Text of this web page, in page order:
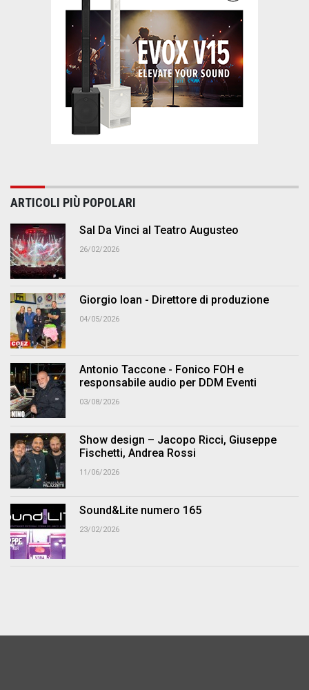
ARTICOLI PIÙ POPOLARI
Sal Da Vinci al Teatro Augusteo
26/02/2026
Giorgio Ioan - Direttore di produzione
04/05/2026
Antonio Taccone - Fonico FOH e
responsabile audio per DDM Eventi
03/08/2026
Show design – Jacopo Ricci, Giuseppe
Fischetti, Andrea Rossi
11/06/2026
Sound&Lite numero 165
23/02/2026